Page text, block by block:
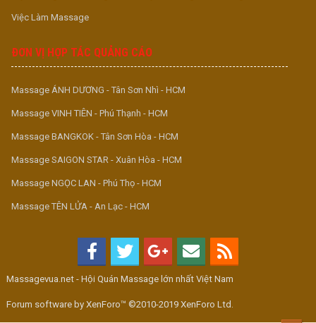
Việc Làm Massage
ĐƠN VỊ HỢP TÁC QUẢNG CÁO
Massage ÁNH DƯƠNG - Tân Sơn Nhì - HCM
Massage VINH TIÊN - Phú Thạnh - HCM
Massage BANGKOK - Tân Sơn Hòa - HCM
Massage SAIGON STAR - Xuân Hòa - HCM
Massage NGỌC LAN - Phú Thọ - HCM
Massage TÊN LỬA - An Lạc - HCM
Massagevua.net - Hội Quán Massage lớn nhất Việt Nam
Forum software by XenForo™ ©2010-2019 XenForo Ltd.